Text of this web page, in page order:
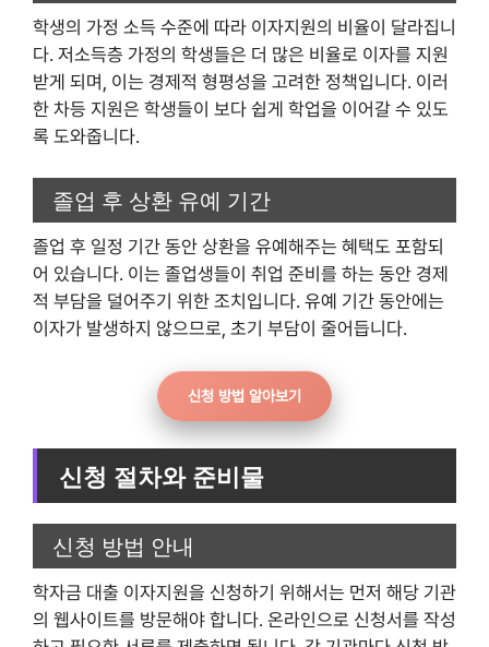
학생의 가정 소득 수준에 따라 이자지원의 비율이 달라집니
다. 저소득층 가정의 학생들은 더 많은 비율로 이자를 지원
받게 되며, 이는 경제적 형평성을 고려한 정책입니다. 이러
한 차등 지원은 학생들이 보다 쉽게 학업을 이어갈 수 있도
록 도와줍니다.
졸업 후 상환 유예 기간
졸업 후 일정 기간 동안 상환을 유예해주는 혜택도 포함되
어 있습니다. 이는 졸업생들이 취업 준비를 하는 동안 경제
적 부담을 덜어주기 위한 조치입니다. 유예 기간 동안에는
이자가 발생하지 않으므로, 초기 부담이 줄어듭니다.
신청 방법 알아보기
신청 절차와 준비물
신청 방법 안내
학자금 대출 이자지원을 신청하기 위해서는 먼저 해당 기관
의 웹사이트를 방문해야 합니다. 온라인으로 신청서를 작성